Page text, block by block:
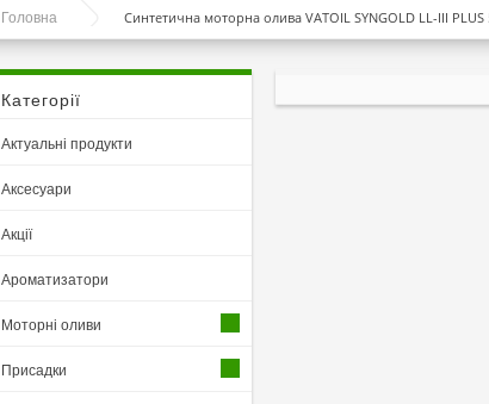
Головна Синтетична моторна олива VATOIL SYNGOLD LL-III PLUS
Категорії
Актуальні продукти
Аксесуари
Акції
Ароматизатори
Моторні оливи
Присадки